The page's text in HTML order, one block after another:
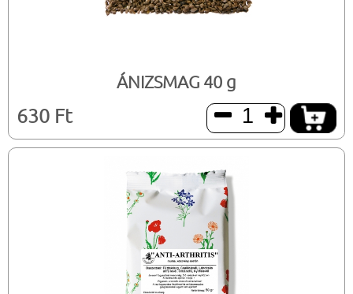
ÁNIZSMAG 40 g
630 Ft  